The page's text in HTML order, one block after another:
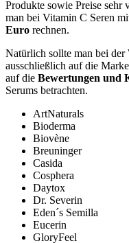
Produkte sowie Preise sehr
man bei Vitamin C Seren
Euro rechnen.
Natürlich sollte man bei
ausschließlich auf die
auf die Bewertungen und
Serums betrachten.
ArtNaturals
Bioderma
Biovène
Breuninger
Casida
Cosphera
Daytox
Dr. Severin
Eden´s Semilla
Eucerin
GloryFeel